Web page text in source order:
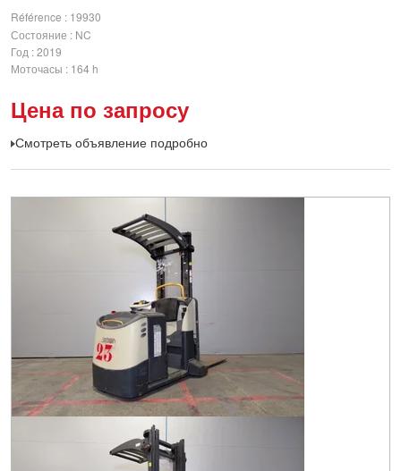
Référence
19930
Состояние
NC
Год 2019
Моточасы
164 h
Цена по запросу
Смотреть объявление подробно